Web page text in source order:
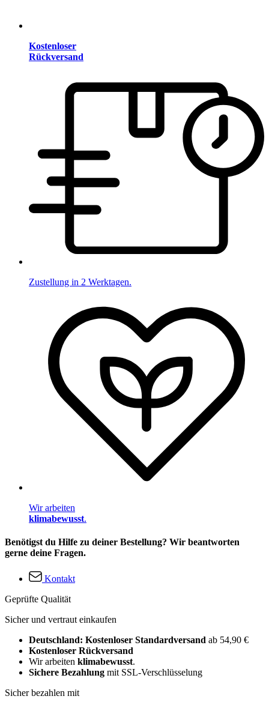
Kostenloser
Rückversand
Zustellung in 2 Werktagen.
Wir arbeiten
klimabewusst.
Benötigst du Hilfe zu deiner Bestellung? Wir beantworten
gerne deine Fragen.
Kontakt
Geprüfte Qualität
Sicher und vertraut einkaufen
Deutschland: Kostenloser Standardversand ab 54,90 €
Kostenloser Rückversand
Wir arbeiten klimabewusst.
Sichere Bezahlung mit SSL-Verschlüsselung
Sicher bezahlen mit